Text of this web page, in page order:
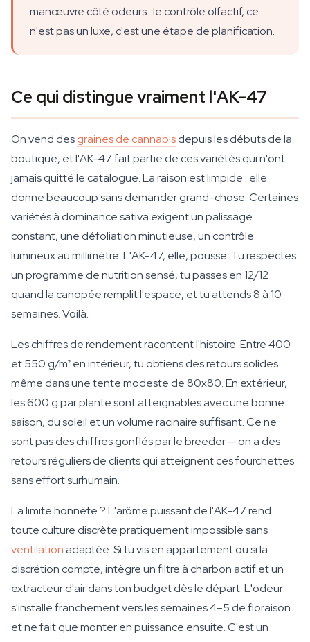
manœuvre côté odeurs : le contrôle olfactif, ce
n'est pas un luxe, c'est une étape de planification.
Ce qui distingue vraiment l'AK-47
On vend desgraines de cannabisdepuis les débuts de la
boutique, et l'AK-47 fait partie de ces variétés qui n'ont
jamais quitté le catalogue. La raison est limpide : elle
donne beaucoup sans demander grand-chose. Certaines
variétés à dominance sativa exigent un palissage
constant, une défoliation minutieuse, un contrôle
lumineux au millimètre. L'AK-47, elle, pousse. Tu respectes
un programme de nutrition sensé, tu passes en 12/12
quand la canopée remplit l'espace, et tu attends 8 à 10
semaines. Voilà.
Les chiffres de rendement racontent l'histoire. Entre 400
et 550 g/m² en intérieur, tu obtiens des retours solides
même dans une tente modeste de 80x80. En extérieur,
les 600 g par plante sont atteignables avec une bonne
saison, du soleil et un volume racinaire suffisant. Ce ne
sont pas des chiffres gonflés par le breeder — on a des
retours réguliers de clients qui atteignent ces fourchettes
sans effort surhumain.
La limite honnête ? L'arôme puissant de l'AK-47 rend
toute culture discrète pratiquement impossible sans
ventilationadaptée. Si tu vis en appartement ou si la
discrétion compte, intègre un filtre à charbon actif et un
extracteur d'air dans ton budget dès le départ. L'odeur
s'installe franchement vers les semaines 4–5 de floraison
et ne fait que monter en puissance ensuite. C'est un